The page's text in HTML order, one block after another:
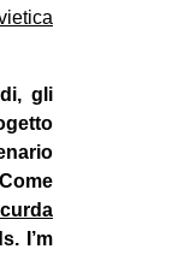
gli
I’m